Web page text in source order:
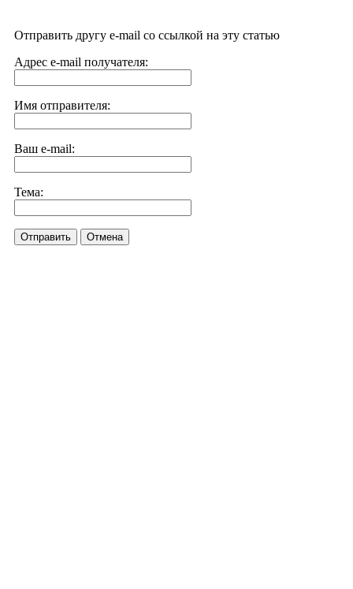
Отправить другу e-mail со ссылкой на эту статью
Адрес e-mail получателя:
Имя отправителя:
Ваш e-mail:
Тема:
Отправить Отмена